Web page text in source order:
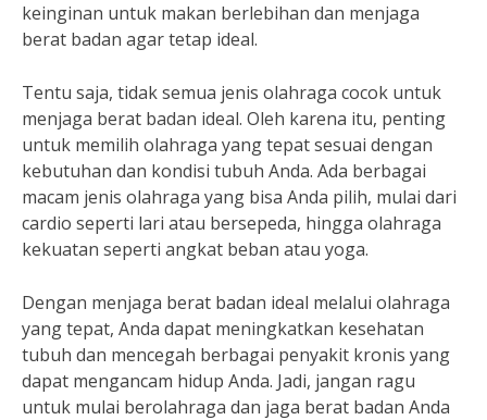
keinginan untuk makan berlebihan dan menjaga
berat badan agar tetap ideal.
Tentu saja, tidak semua jenis olahraga cocok untuk
menjaga berat badan ideal. Oleh karena itu, penting
untuk memilih olahraga yang tepat sesuai dengan
kebutuhan dan kondisi tubuh Anda. Ada berbagai
macam jenis olahraga yang bisa Anda pilih, mulai dari
cardio seperti lari atau bersepeda, hingga olahraga
kekuatan seperti angkat beban atau yoga.
Dengan menjaga berat badan ideal melalui olahraga
yang tepat, Anda dapat meningkatkan kesehatan
tubuh dan mencegah berbagai penyakit kronis yang
dapat mengancam hidup Anda. Jadi, jangan ragu
untuk mulai berolahraga dan jaga berat badan Anda